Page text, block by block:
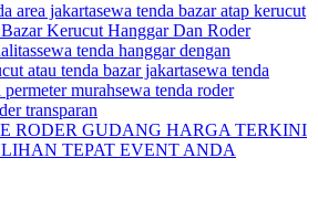
area jakartasewa tenda bazar atap kerucut
Kerucut Hanggar Dan Roder
sewa tenda hanggar dengan
atau tenda bazar jakartasewa tenda
permeter murahsewa tenda roder
transparan